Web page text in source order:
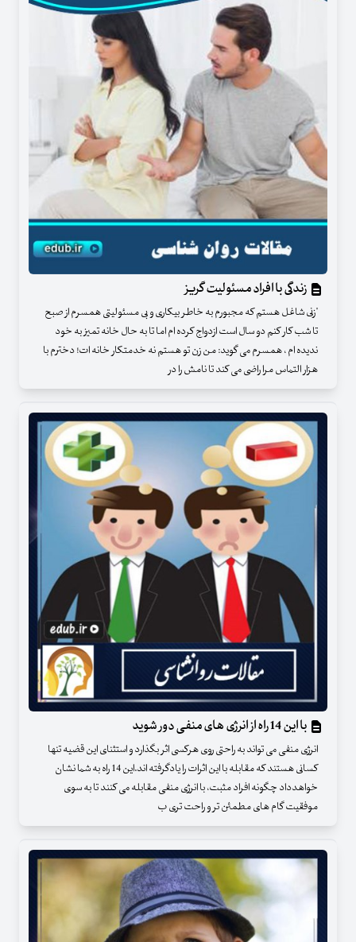
زندگی با افراد مسئولیت گریز
"زنی شاغل هستم که مجبورم به خاطر بیکاری و بی مسئولیتی همسرم از صبح
تا شب کار کنم دو سال است ازدواج کرده ام اما تا به حال خانه تمیز به خود
ندیده ام ، همسرم می گوید: من زن تو هستم نه خدمتکار خانه ات! دخترم با
هزار التماس مرا راضی می کند تا نامش را در
با این 14 راه از انرژی های منفی دور شوید
انرژی منفی می تواند به راحتی روی هرکسی اثر بگذارد و استثنای این قضیه تنها
کسانی هستند که مقابله با این اثرات را یادگرفته اند.این 14 راه به شما نشان
خواهدداد چگونه افراد مثبت، با انرژی منفی مقابله می کنند تا به سوی
موفقیت گام های مطمئن تر و راحت تری ب